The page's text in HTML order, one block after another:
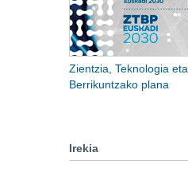
Zientzia, Teknologia eta
Berrikuntzako plana
Irekia